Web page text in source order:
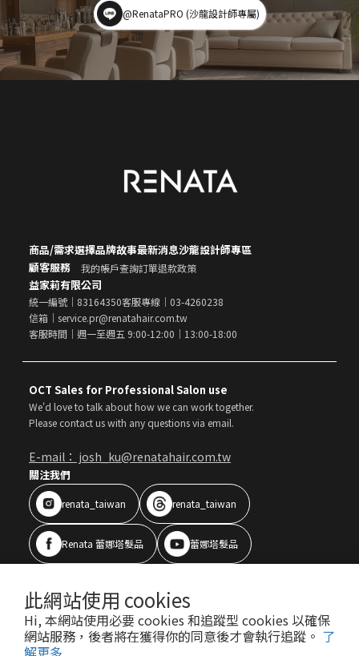
此網站使用 cookies
Hi, 本網站使用必要 cookies 和追蹤型 cookies 以確保
網站服務，後者將在獲得你的同意後才會執行追蹤。 了
解更多
@RenataPRO (沙龍設計師專屬)
商品/需求選擇品牌故事最新消息沙龍設計師專區
顧客服務
我的帳戶查詢訂單退款政策
益家莉有限公司
統一編號｜83164350客服專線｜03-4260238
信箱｜service.pr@renatahair.com.tw
客服時間｜週一至週五 9:00-12:00｜13:00-18:00
OCT Sales for Professional Salon use
We'd love to talk about how we can work together.
Please contact us with any questions via email.
E-mail： josh_ku@renatahair.com.tw
關注我們
renata_taiwan renata_taiwan
Renata 蕾娜塔髮品 蕾娜塔髮品
Copyright © All Rights Reserved RENATA
40年專業沙龍髮品
隱私權政策運送政策服務條款